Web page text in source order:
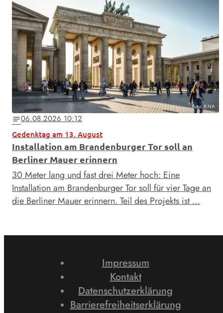
Foto: KNA
notes06.08.2026 10:12
Gedenktag am 13. August
Installation am Brandenburger Tor soll an
Berliner Mauer erinnern
30 Meter lang und fast drei Meter hoch: Eine
Installation am Brandenburger Tor soll für vier Tage an
die Berliner Mauer erinnern. Teil des Projekts ist …
Impressum
Kontakt
Datenschutzerklärung
Barrierefreiheitserklärung